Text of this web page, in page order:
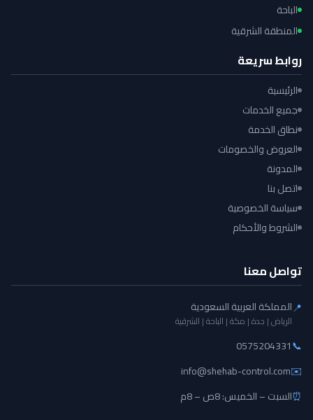
الباحة
المنطقة الشرقية
روابط سريعة
الرئيسية
جميع الخدمات
نطاق الخدمة
العروض والخصومات
المدونة
اتصل بنا
سياسة الخصوصية
الشروط والأحكام
تواصل معنا
📍المملكة العربية السعودية
الرياض | جدة | مكة | الباحة | الشرقية
📞
0575204331
✉️
info@shehab-control.com
⏰السبت – الخميس: 8ص – 8م